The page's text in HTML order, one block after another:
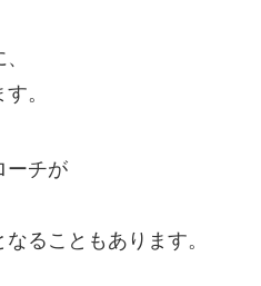
。
ーチが
ることもあります。